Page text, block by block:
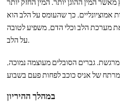
מאשר המין ההוגן יותר. המין החזק יותר
אמוציונליים, כך שהעומס על הלב הוא
מערכת הלב וכלי הדם, משפיע לטובה
על הלב.
גברים הסובלים מעוצמה נמוכה,
במהלך ההיריון